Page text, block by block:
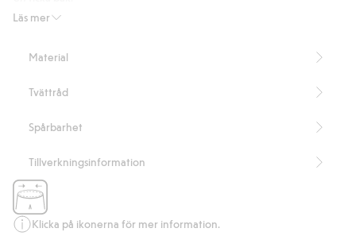
Läs merInnehåller 55% Masters of FLAX FIBRE™-linne.
Material
Tvättråd
Spårbarhet
Tillverkningsinformation
Klicka på ikonerna för mer information.